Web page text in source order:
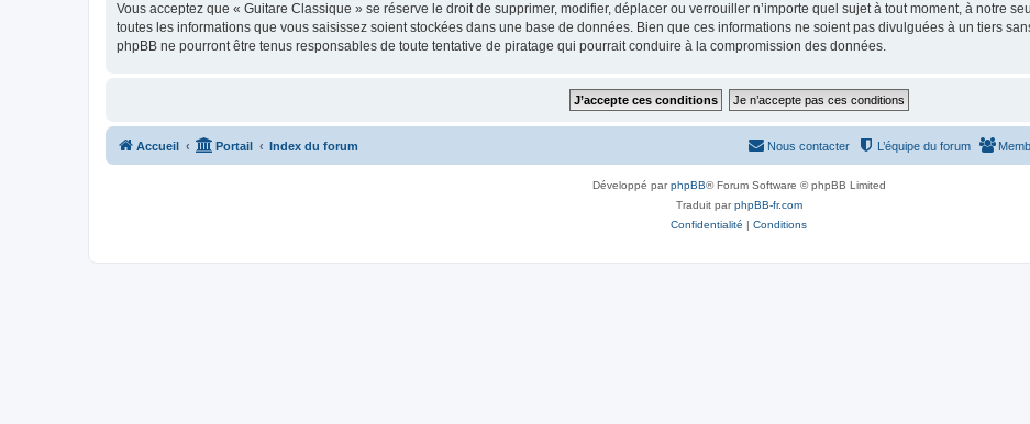
Vous acceptez que « Guitare Classique » se réserve le droit de supprimer, modifier, déplacer ou verrouiller n’importe quel sujet à tout moment, à notre
toutes les informations que vous saisissez soient stockées dans une base de données. Bien que ces informations ne soient pas divulguées à un tiers
phpBB ne pourront être tenus responsables de toute tentative de piratage qui pourrait conduire à la compromission des données.
Accueil Portail Index du forum L’équipe du forum
Nous contacter
Développé parphpBB® Forum Software © phpBB Limited
Traduit parphpBB-fr.com
Confidentialité | Conditions